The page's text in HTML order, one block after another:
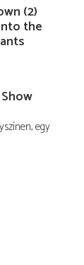
(2)
the
egy